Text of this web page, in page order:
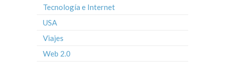
Tecnología e Internet
USA
Viajes
Web 2.0